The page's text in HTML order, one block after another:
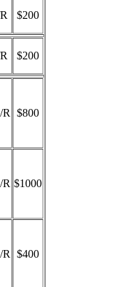
$200
$200
R $800
R $1000
R $400